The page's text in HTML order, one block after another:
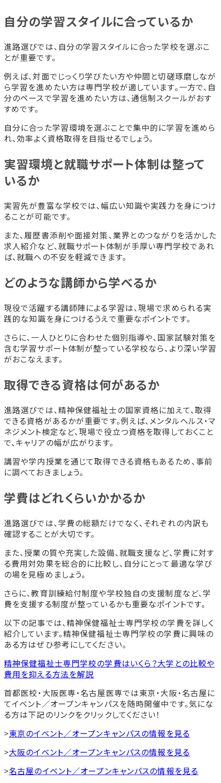
自分の学習スタイルに合っているか
進路選びでは、自分の学習スタイルに合った学校を選ぶこ
とが重要です。
例えば、対面でじっくり学びたい方や仲間と切磋琢磨しなが
ら学習を進めたい方は専門学校が適しています。一方で、自
分のペースで学習を進めたい方は、通信制スクールがおす
すめです。
自分に合った学習環境を選ぶことで集中的に学習を進めら
れ、効率よく資格取得を目指せるでしょう。
実習環境と就職サポート体制は整って
いるか
実習先が豊富な学校では、幅広い知識や実践力を身につけ
ることが可能です。
また、履歴書添削や面接対策、業界とのつながりを活かした
求人紹介など、就職サポート体制が手厚い専門学校であれ
ば、就職への不安を軽減できます。
どのような講師から学べるか
現役で活躍する講師陣による学習は、現場で求められる実
践的な知識を身につけるうえで重要なポイントです。
さらに、一人ひとりに合わせた個別指導や、国家試験対策を
含む学習サポート体制が整っている学校なら、より深い学習
がおこなえます。
取得できる資格は何があるか
進路選びでは、精神保健福祉士の国家資格に加えて、取得
できる資格があるかが重要です。例えば、メンタルヘルス・マ
ネジメント検定など、現場で役立つ資格を取得しておくこと
で、キャリアの幅が広がります。
講習や学内授業を通じて取得できる資格もあるため、事前
に調べておきましょう。
学費はどれくらいかかるか
進路選びでは、学費の総額だけでなく、それぞれの内訳も
確認することが大切です。
また、授業の質や充実した設備、就職支援など、学費に対す
る費用対効果を総合的に比較し、自分にとって最適な学び
の場を見極めましょう。
さらに、教育訓練給付制度や学校独自の支援制度など、学
費を支援する制度が整っているかも重要なポイントです。
以下の記事では、精神保健福祉士専門学校の学費を詳しく
紹介しています。精神保健福祉士専門学校の学費に興味の
ある方はぜひ参考にしてください。
精神保健福祉士専門学校の学費はいくら？大学との比較や
費用を抑える方法を解説
首都医校・大阪医専・名古屋医専では東京・大阪・名古屋に
てイベント／オープンキャンパスを随時開催中です。気にな
る方は下記のリンクをクリックしてください！
>東京のイベント／オープンキャンパスの情報を見る
>大阪のイベント／オープンキャンパスの情報を見る
>名古屋のイベント／オープンキャンパスの情報を見る